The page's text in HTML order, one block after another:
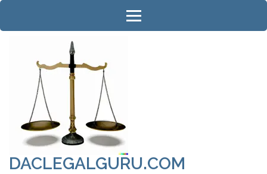
Ga
inhoud
DACLEGALGURU.COM